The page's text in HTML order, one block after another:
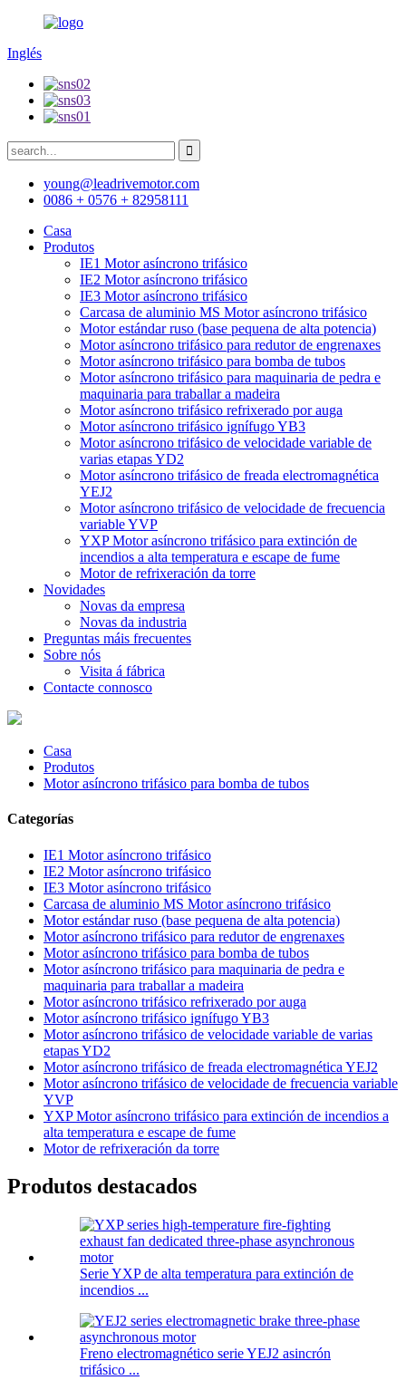
Inglés
young@leadrivemotor.com
0086 + 0576 + 82958111
Casa
Produtos
IE1 Motor asíncrono trifásico
IE2 Motor asíncrono trifásico
IE3 Motor asíncrono trifásico
Carcasa de aluminio MS Motor asíncrono trifásico
Motor estándar ruso (base pequena de alta potencia)
Motor asíncrono trifásico para redutor de engrenaxes
Motor asíncrono trifásico para bomba de tubos
Motor asíncrono trifásico para maquinaria de pedra e
maquinaria para traballar a madeira
Motor asíncrono trifásico refrixerado por auga
Motor asíncrono trifásico ignífugo YB3
Motor asíncrono trifásico de velocidade variable de
varias etapas YD2
Motor asíncrono trifásico de freada electromagnética
YEJ2
Motor asíncrono trifásico de velocidade de frecuencia
variable YVP
YXP Motor asíncrono trifásico para extinción de
incendios a alta temperatura e escape de fume
Motor de refrixeración da torre
Novidades
Novas da empresa
Novas da industria
Preguntas máis frecuentes
Sobre nós
Visita á fábrica
Contacte connosco
Casa
Produtos
Motor asíncrono trifásico para bomba de tubos
Categorías
IE1 Motor asíncrono trifásico
IE2 Motor asíncrono trifásico
IE3 Motor asíncrono trifásico
Carcasa de aluminio MS Motor asíncrono trifásico
Motor estándar ruso (base pequena de alta potencia)
Motor asíncrono trifásico para redutor de engrenaxes
Motor asíncrono trifásico para bomba de tubos
Motor asíncrono trifásico para maquinaria de pedra e
maquinaria para traballar a madeira
Motor asíncrono trifásico refrixerado por auga
Motor asíncrono trifásico ignífugo YB3
Motor asíncrono trifásico de velocidade variable de varias
etapas YD2
Motor asíncrono trifásico de freada electromagnética YEJ2
Motor asíncrono trifásico de velocidade de frecuencia variable
YVP
YXP Motor asíncrono trifásico para extinción de incendios a
alta temperatura e escape de fume
Motor de refrixeración da torre
Produtos destacados
Serie YXP de alta temperatura para extinción de
incendios ...
Freno electromagnético serie YEJ2 asincrón
trifásico ...